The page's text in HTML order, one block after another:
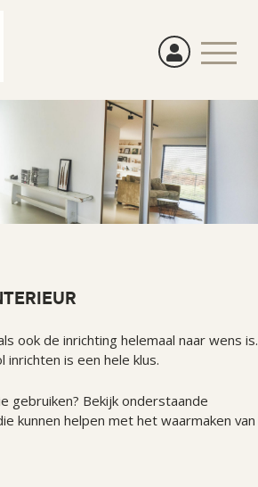
ook de inrichting helemaal naar wens is.
inrichten is een hele klus.
gebruiken? Bekijk onderstaande
kunnen helpen met het waarmaken van